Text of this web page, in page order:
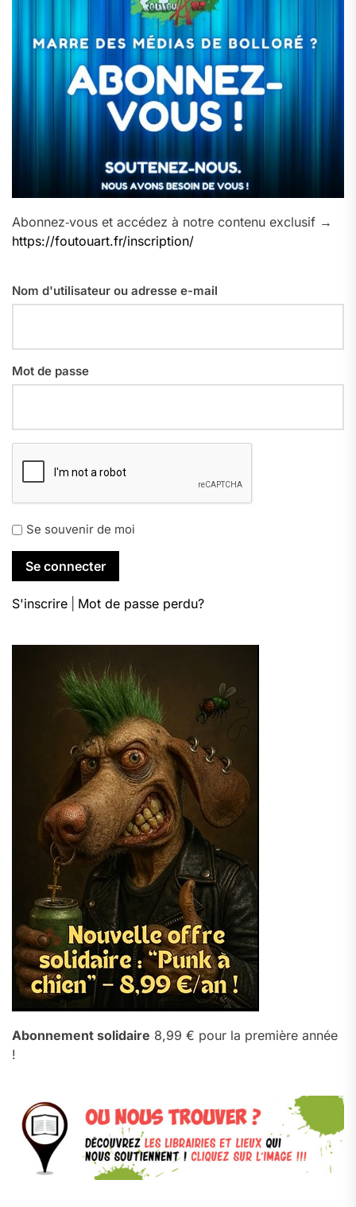
Abonnez‑vous et accédez à notre contenu exclusif →
https://foutouart.fr/inscription/
Nom d'utilisateur ou adresse e-mail
Mot de passe
Se souvenir de moi
S'inscrire Mot de passe perdu?
Abonnement solidaire 8,99 € pour la première année
!